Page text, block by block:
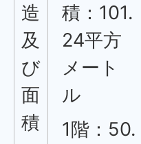
造
及
び
面
積
積：101.
24平方
メート
ル
1階：50.